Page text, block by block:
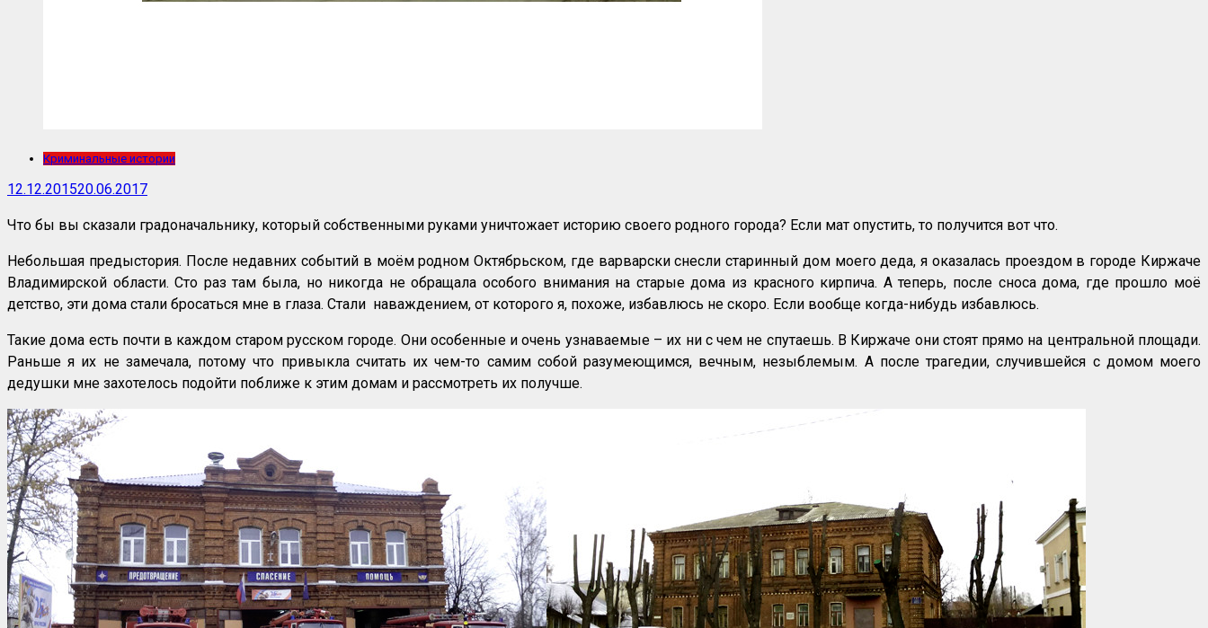
Криминальные истории
12.12.201520.06.2017
Что бы вы сказали градоначальнику, который собственными руками уничтожает историю своего родного города? Если мат опустить, то получится вот что.
Небольшая предыстория. После недавних событий в моём родном Октябрьском, где варварски снесли старинный дом моего деда, я оказалась проездом в городе Киржаче
Владимирской области. Сто раз там была, но никогда не обращала особого внимания на старые дома из красного кирпича. А теперь, после сноса дома, где прошло моё
детство, эти дома стали бросаться мне в глаза. Стали наваждением, от которого я, похоже, избавлюсь не скоро. Если вообще когда-нибудь избавлюсь.
Такие дома есть почти в каждом старом русском городе. Они особенные и очень узнаваемые – их ни с чем не спутаешь. В Киржаче они стоят прямо на центральной площади.
Раньше я их не замечала, потому что привыкла считать их чем-то самим собой разумеющимся, вечным, незыблемым. А после трагедии, случившейся с домом моего
дедушки мне захотелось подойти поближе к этим домам и рассмотреть их получше.